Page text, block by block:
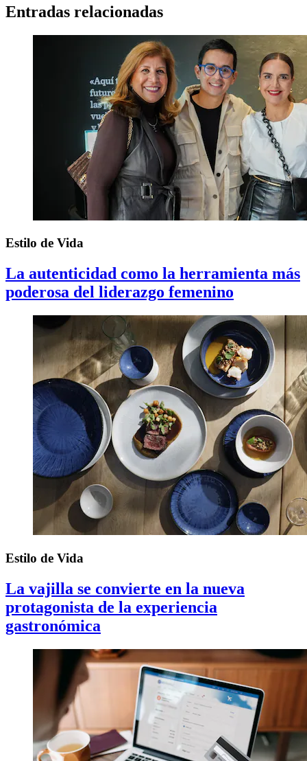
Entradas relacionadas
Estilo de Vida
La autenticidad como la herramienta más
poderosa del liderazgo femenino
Estilo de Vida
La vajilla se convierte en la nueva
protagonista de la experiencia
gastronómica